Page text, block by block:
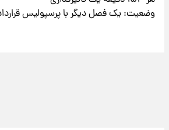
وضعیت: یک فصل دیگر با پرسپولیس